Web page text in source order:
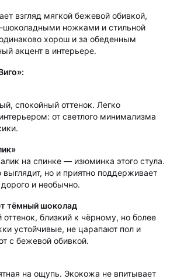
взгляд мягкой бежевой обивкой,
ножками и стильной
хорош и за обеденным
акцент в интерьере.
спокойный оттенок. Легко
от светлого минимализма
на спинке — изюминка этого стула.
но и приятно поддерживает
и необычно.
тёмный шоколад
близкий к чёрному, но более
устойчивые, не царапают пол и
с бежевой обивкой.
на ощупь. Экокожа не впитывает